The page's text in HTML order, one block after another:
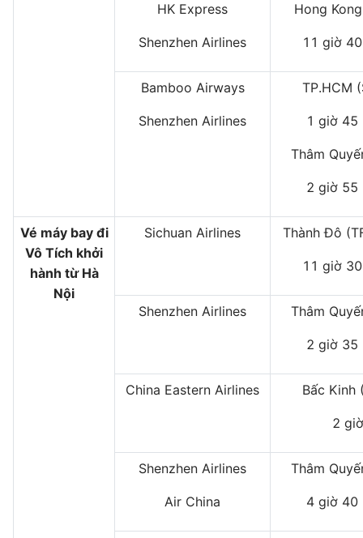
HK Express
Shenzhen Airlines
Hong
11 giờ
Bamboo Airways
Shenzhen Airlines
TP.HCM
1 giờ 45
Thâm
2 giờ 55
Vé máy bay đi
Vô Tích khởi
hành từ Hà
Nội
Sichuan Airlines Thành Đô
11 giờ
Shenzhen Airlines Thâm
2 giờ 35
China Eastern Airlines Bấc Kinh
2 giờ
Shenzhen Airlines
Air China
Thâm
4 giờ 40